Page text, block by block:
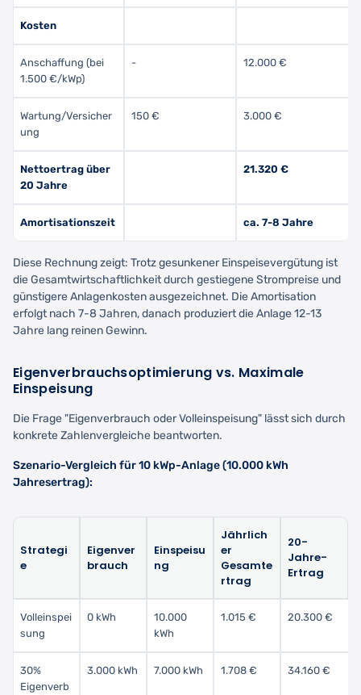
Kosten
Anschaffung (bei
1.500 €/kWp)
- 12.000 €
Wartung/Versicher
ung
150 € 3.000 €
Nettoertrag über
20 Jahre
21.320 €
Amortisationszeit ca. 7-8 Jahre
Diese Rechnung zeigt: Trotz gesunkener Einspeisevergütung ist
die Gesamtwirtschaftlichkeit durch gestiegene Strompreise und
günstigere Anlagenkosten ausgezeichnet. Die Amortisation
erfolgt nach 7-8 Jahren, danach produziert die Anlage 12-13
Jahre lang reinen Gewinn.
Eigenverbrauchsoptimierung vs. Maximale
Einspeisung
Die Frage "Eigenverbrauch oder Volleinspeisung" lässt sich durch
konkrete Zahlenvergleiche beantworten.
Szenario-Vergleich für 10 kWp-Anlage (10.000 kWh
Jahresertrag):
Strategi
e
Eigenver
brauch
Einspeisu
ng
Jährlich
er
Gesamte
rtrag
20-
Jahre-
Ertrag
Volleinspei
sung
0 kWh
10.000
kWh
1.015 € 20.300 €
30%
Eigenverb
3.000 kWh 7.000 kWh 1.708 € 34.160 €